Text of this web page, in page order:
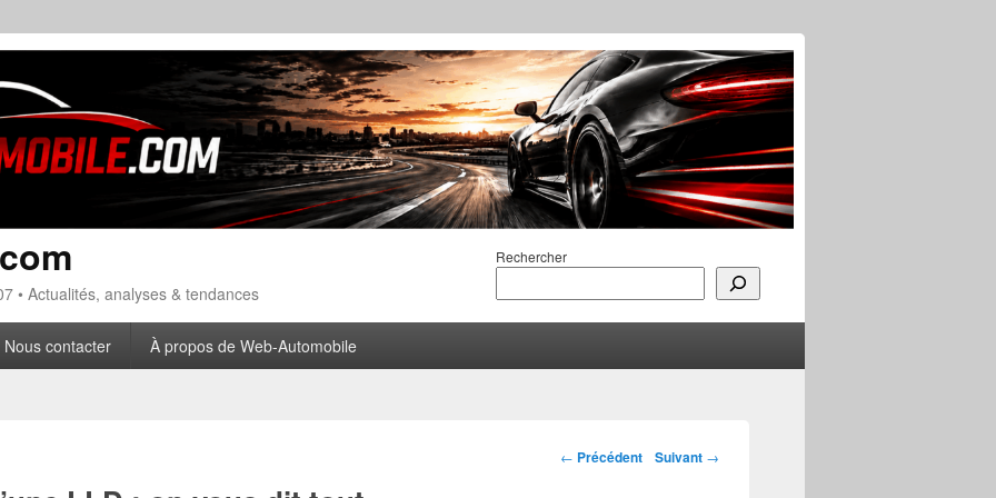
Rechercher
• Actualités, analyses & tendances
Nous contacter À propos de Web-Automobile
Navigation des
← Précédent Suivant →